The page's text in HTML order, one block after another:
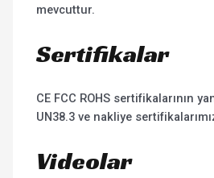
mevcuttur.
Sertifikalar
CE FCC ROHS sertifikalarının
UN38.3 ve nakliye
Videolar